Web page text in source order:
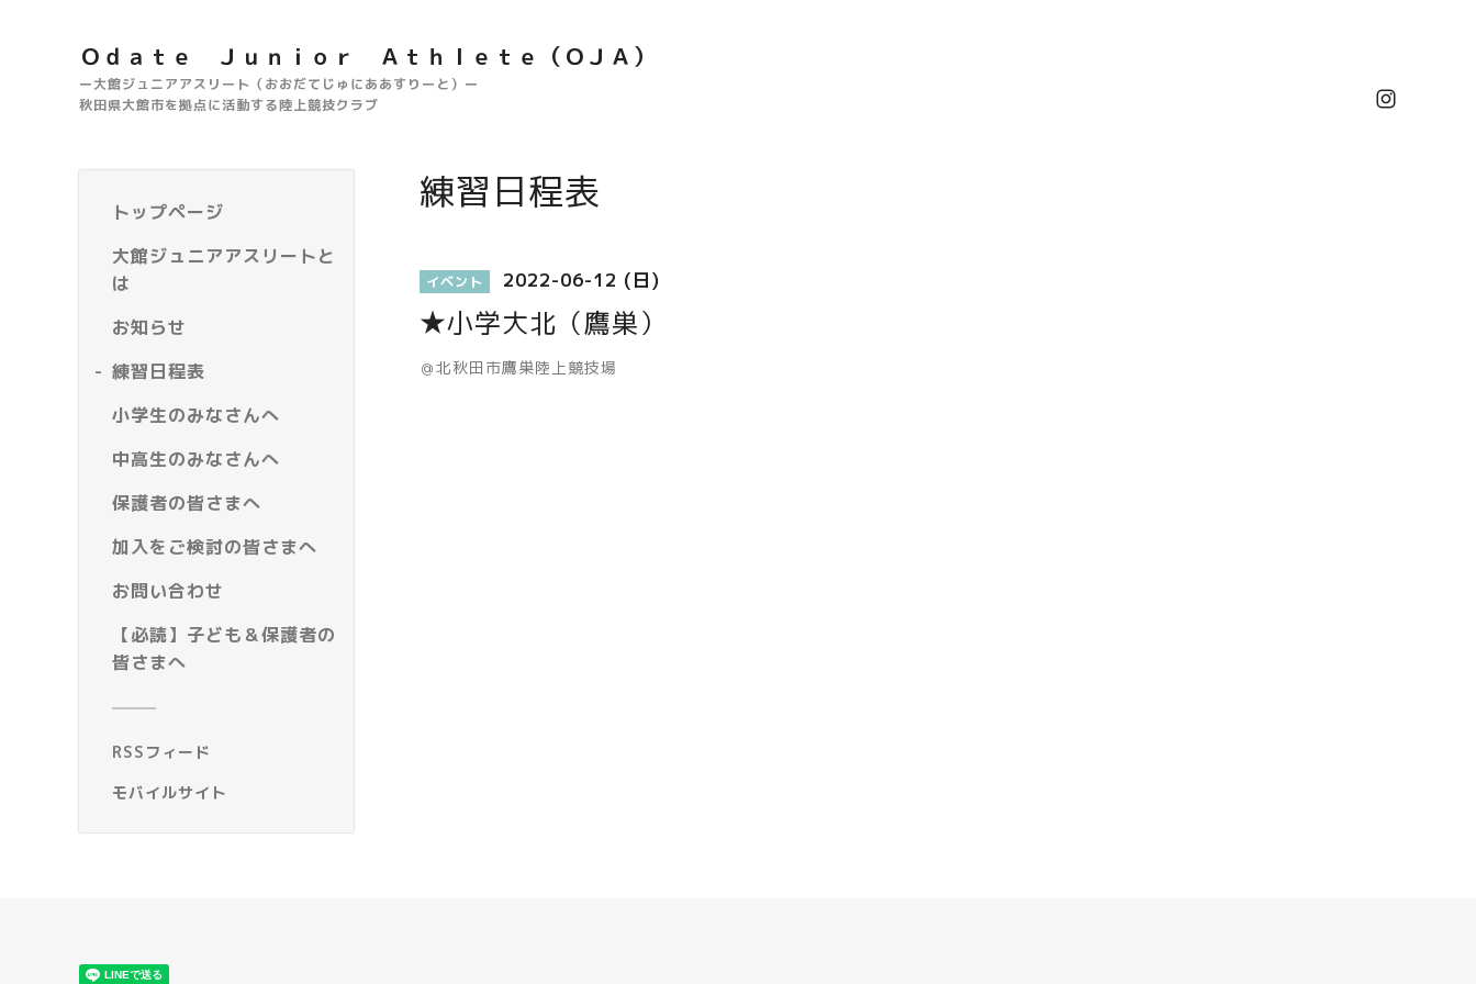
Ｏｄａｔｅ Ｊｕｎｉｏｒ Ａｔｈｌｅｔｅ（ＯＪＡ）
ー大館ジュニアアスリート（おおだてじゅにああすりーと）ー
秋田県大館市を拠点に活動する陸上競技クラブ
トップページ
大館ジュニアアスリートと
は
お知らせ
練習日程表
小学生のみなさんへ
中高生のみなさんへ
保護者の皆さまへ
加入をご検討の皆さまへ
お問い合わせ
【必読】子ども＆保護者の
皆さまへ
RSSフィード
モバイルサイト
練習日程表
イベント 2022-06-12 (日)
★小学大北（鷹巣）
＠北秋田市鷹巣陸上競技場